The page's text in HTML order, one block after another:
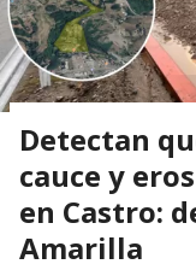
Detectan
cauce y
en Castro:
Amarilla